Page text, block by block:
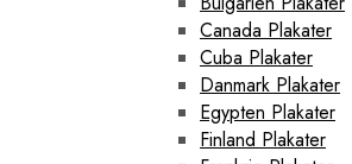
Canada Plakater
Cuba Plakater
Danmark Plakater
Egypten Plakater
Finland Plakater